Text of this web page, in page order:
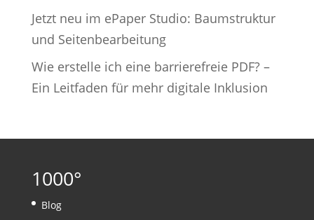
Jetzt neu im ePaper Studio: Baumstruktur
und Seitenbearbeitung
Wie erstelle ich eine barrierefreie PDF? –
Ein Leitfaden für mehr digitale Inklusion
1000°
Blog